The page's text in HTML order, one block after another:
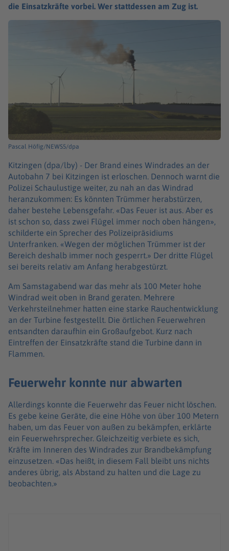
die Einsatzkräfte vorbei. Wer stattdessen am Zug ist.
Pascal Höfig/NEWS5/dpa
Kitzingen (dpa/lby) - Der Brand eines Windrades an der
Autobahn 7 bei Kitzingen ist erloschen. Dennoch warnt die
Polizei Schaulustige weiter, zu nah an das Windrad
heranzukommen: Es könnten Trümmer herabstürzen,
daher bestehe Lebensgefahr. «Das Feuer ist aus. Aber es
ist schon so, dass zwei Flügel immer noch oben hängen»,
schilderte ein Sprecher des Polizeipräsidiums
Unterfranken. «Wegen der möglichen Trümmer ist der
Bereich deshalb immer noch gesperrt.» Der dritte Flügel
sei bereits relativ am Anfang herabgestürzt.
Am Samstagabend war das mehr als 100 Meter hohe
Windrad weit oben in Brand geraten. Mehrere
Verkehrsteilnehmer hatten eine starke Rauchentwicklung
an der Turbine festgestellt. Die örtlichen Feuerwehren
entsandten daraufhin ein Großaufgebot. Kurz nach
Eintreffen der Einsatzkräfte stand die Turbine dann in
Flammen.
Feuerwehr konnte nur abwarten
Allerdings konnte die Feuerwehr das Feuer nicht löschen.
Es gebe keine Geräte, die eine Höhe von über 100 Metern
haben, um das Feuer von außen zu bekämpfen, erklärte
ein Feuerwehrsprecher. Gleichzeitig verbiete es sich,
Kräfte im Inneren des Windrades zur Brandbekämpfung
einzusetzen. «Das heißt, in diesem Fall bleibt uns nichts
anderes übrig, als Abstand zu halten und die Lage zu
beobachten.»